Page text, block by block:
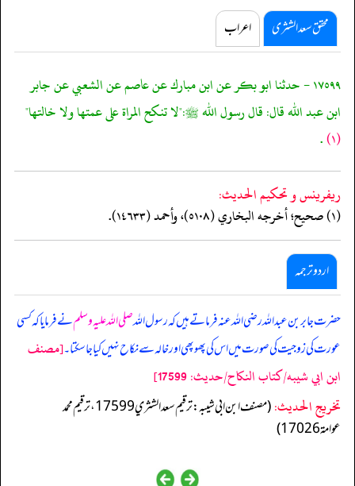
محقق سعد الشثری اعراب
١٧٥٩٩ - حدثنا ابو بكر عن ابن مبارك عن عاصم عن الشعبي عن جابر
ابن عبد الله قال: قال رسول الله ﷺ:"لا تنكح المراة على عمتها ولا خالتها"
(١) .
ريفرينس و تحكيم الحدیث:
(١) صحيح؛ أخرجه البخاري (٥١٠٨)، وأحمد (١٤٦٣٣).
اردو ترجمہ
حضرت جابر بن عبد اللہ رضی اللہ عنہ فرماتے ہیں کہ رسول اللہصلی اللہ علیہ وسلمنے فرمایا کہ کسی
عورت کی زوجیت کی صورت میں اس کی پھوپھی اور خالہ سے نکاح نہیں کیا جاسکتا۔[مصنف
ابن ابي شيبه/كتاب النكاح/حدیث: 17599]
تخریج الحدیث:
(مصنف ابن ابي شيبه: ترقيم سعد الشثري 17599، ترقيم محمد
عوامة 17026)